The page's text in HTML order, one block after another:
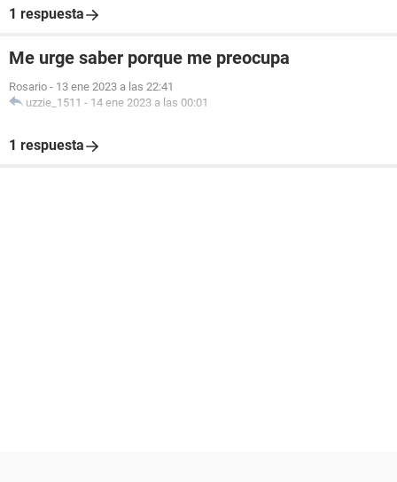
1 respuesta
Me urge saber porque me preocupa
Rosario - 13 ene 2023 a las 22:41
uzzie_1511 - 14 ene 2023 a las 00:01
1 respuesta